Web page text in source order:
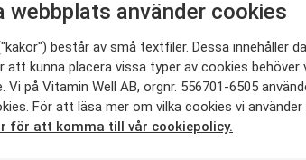
ditt val.
webbplats använder cookies
består av små textfiler. Dessa innehåller
att kunna placera vissa typer av cookies behöver
Vi på Vitamin Well AB, orgnr. 556701-6505
För att läsa mer om vilka cookies vi
för att komma till vår cookiepolicy.